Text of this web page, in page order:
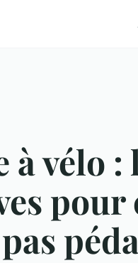
vélo :
pour